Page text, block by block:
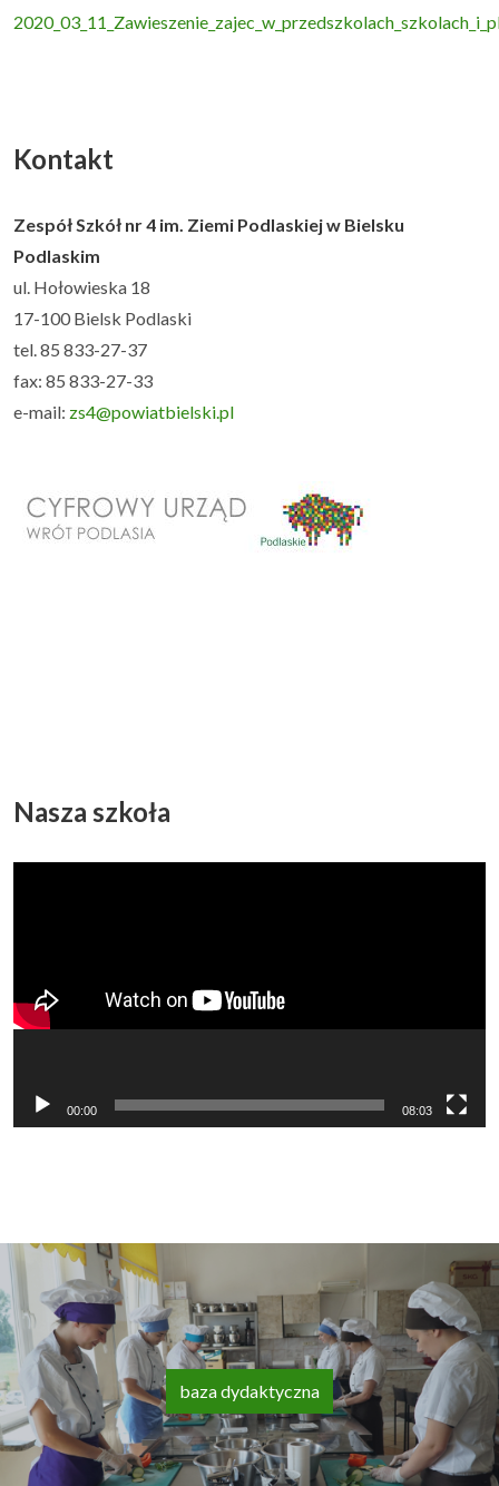
Kontakt
Zespół Szkół nr 4 im. Ziemi Podlaskiej w Bielsku
Podlaskim
ul. Hołowieska 18
17-100 Bielsk Podlaski
tel. 85 833-27-37
fax: 85 833-27-33
e-mail: zs4@powiatbielski.pl
Nasza szkoła
00:00 08:03
baza dydaktyczna